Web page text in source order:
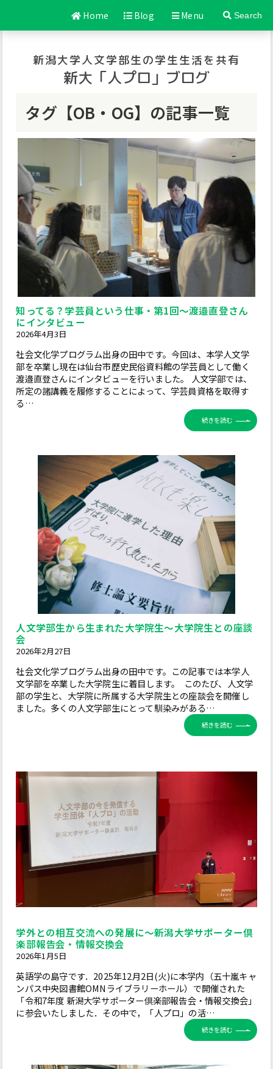
Home Blog Menu Search
新潟大学人文学部生の学生生活を共有
新大「人プロ」ブログ
タグ【OB・OG】の記事一覧
知ってる？学芸員という仕事・第1回～渡邉直登さん
にインタビュー
2026年4月3日
社会文化学プログラム出身の田中です。今回は、本学人文学
部を卒業し現在は仙台市歴史民俗資料館の学芸員として働く
渡邉直登さんにインタビューを行いました。 人文学部では、
所定の諸講義を履修することによって、学芸員資格を取得す
る…
続きを読む
人文学部生から生まれた大学院生～大学院生との座談
会
2026年2月27日
社会文化学プログラム出身の田中です。この記事では本学人
文学部を卒業した大学院生に着目します。 このたび、人文学
部の学生と、大学院に所属する大学院生との座談会を開催し
ました。多くの人文学部生にとって馴染みがある…
続きを読む
学外との相互交流への発展に～新潟大学サポーター倶
楽部報告会・情報交換会
2026年1月5日
英語学の島守です．2025年12月2日(火)に本学内（五十嵐キャ
ンパス中央図書館OMNライブラリーホール）で開催された
「令和7年度 新潟大学サポーター倶楽部報告会・情報交換会」
に参会いたしました．その中で，「人プロ」の活…
続きを読む